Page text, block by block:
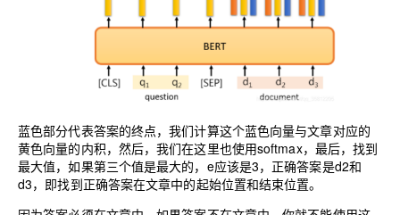
蓝色部分代表答案的终点，我们计算这个蓝色向量与文章对应的
黄色向量的内积，然后，我们在这里也使用softmax，最后，找到
最大值，如果第三个值是最大的，e应该是3，正确答案是d2和
d3，即找到正确答案在文章中的起始位置和结束位置。